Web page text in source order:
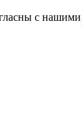
с нашими